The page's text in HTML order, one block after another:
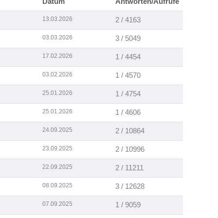
13.03.2026 2 / 4163
03.03.2026 3 / 5049
17.02.2026 1 / 4454
03.02.2026 1 / 4570
25.01.2026 1 / 4754
25.01.2026 1 / 4606
24.09.2025 2 / 10864
23.09.2025 2 / 10996
22.09.2025 2 / 11211
08.09.2025 3 / 12628
07.09.2025 1 / 9059